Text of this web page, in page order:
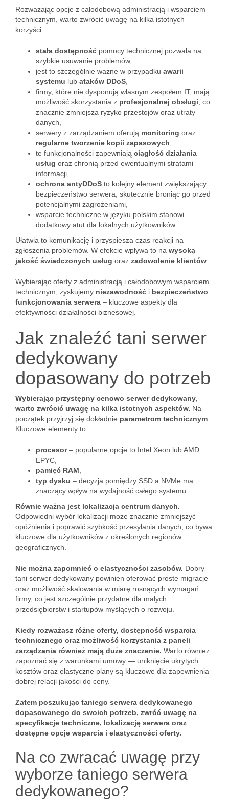
Rozważając opcje z całodobową administracją i wsparciem
technicznym, warto zwrócić uwagę na kilka istotnych
korzyści:
stała dostępność pomocy technicznej pozwala na
szybkie usuwanie problemów,
jest to szczególnie ważne w przypadku awarii
systemu lub ataków DDoS
firmy, które nie dysponują własnym zespołem IT, mają
możliwość skorzystania z profesjonalnej obsługi , co
znacznie zmniejsza ryzyko przestojów oraz utraty
danych,
serwery z zarządzaniem oferują monitoring oraz
regularne tworzenie kopii zapasowych
te funkcjonalności zapewniają ciągłość działania
usług oraz chronią przed ewentualnymi stratami
informacji,
ochrona antyDDoS to kolejny element zwiększający
bezpieczeństwo serwera, skutecznie broniąc go przed
potencjalnymi zagrożeniami,
wsparcie techniczne w języku polskim stanowi
dodatkowy atut dla lokalnych użytkowników.
Ułatwia to komunikację i przyspiesza czas reakcji na
zgłoszenia problemów. W efekcie wpływa to na wysoką
jakość świadczonych usług oraz zadowolenie klientów
Wybierając oferty z administracją i całodobowym wsparciem
technicznym, zyskujemy niezawodność i bezpieczeństwo
funkcjonowania serwera – kluczowe aspekty dla
efektywności działalności biznesowej.
Jak znaleźć tani serwer
dedykowany
dopasowany do potrzeb
Wybierając przystępny cenowo serwer dedykowany,
warto zwrócić uwagę na kilka istotnych aspektów. Na
początek przyjrzyj się dokładnie parametrom technicznym
Kluczowe elementy to:
procesor– popularne opcje to Intel Xeon lub AMD
EPYC,
pamięć RAM
typ dysku – decyzja pomiędzy SSD a NVMe ma
znaczący wpływ na wydajność całego systemu.
Równie ważna jest lokalizacja centrum danych.
Odpowiedni wybór lokalizacji może znacznie zmniejszyć
opóźnienia i poprawić szybkość przesyłania danych, co bywa
kluczowe dla użytkowników z określonych regionów
geograficznych.
Nie można zapomnieć o elastyczności zasobów. Dobry
tani serwer dedykowany powinien oferować proste migracje
oraz możliwość skalowania w miarę rosnących wymagań
firmy, co jest szczególnie przydatne dla małych
przedsiębiorstw i startupów myślących o rozwoju.
Kiedy rozważasz różne oferty, dostępność wsparcia
technicznego oraz możliwość korzystania z paneli
zarządzania również mają duże znaczenie. Warto również
zapoznać się z warunkami umowy — uniknięcie ukrytych
kosztów oraz elastyczne plany są kluczowe dla zapewnienia
dobrej relacji jakości do ceny.
Zatem poszukując taniego serwera dedykowanego
dopasowanego do swoich potrzeb, zwróć uwagę na
specyfikacje techniczne, lokalizację serwera oraz
dostępne opcje wsparcia i elastyczności oferty.
Na co zwracać uwagę przy
wyborze taniego serwera
dedykowanego?